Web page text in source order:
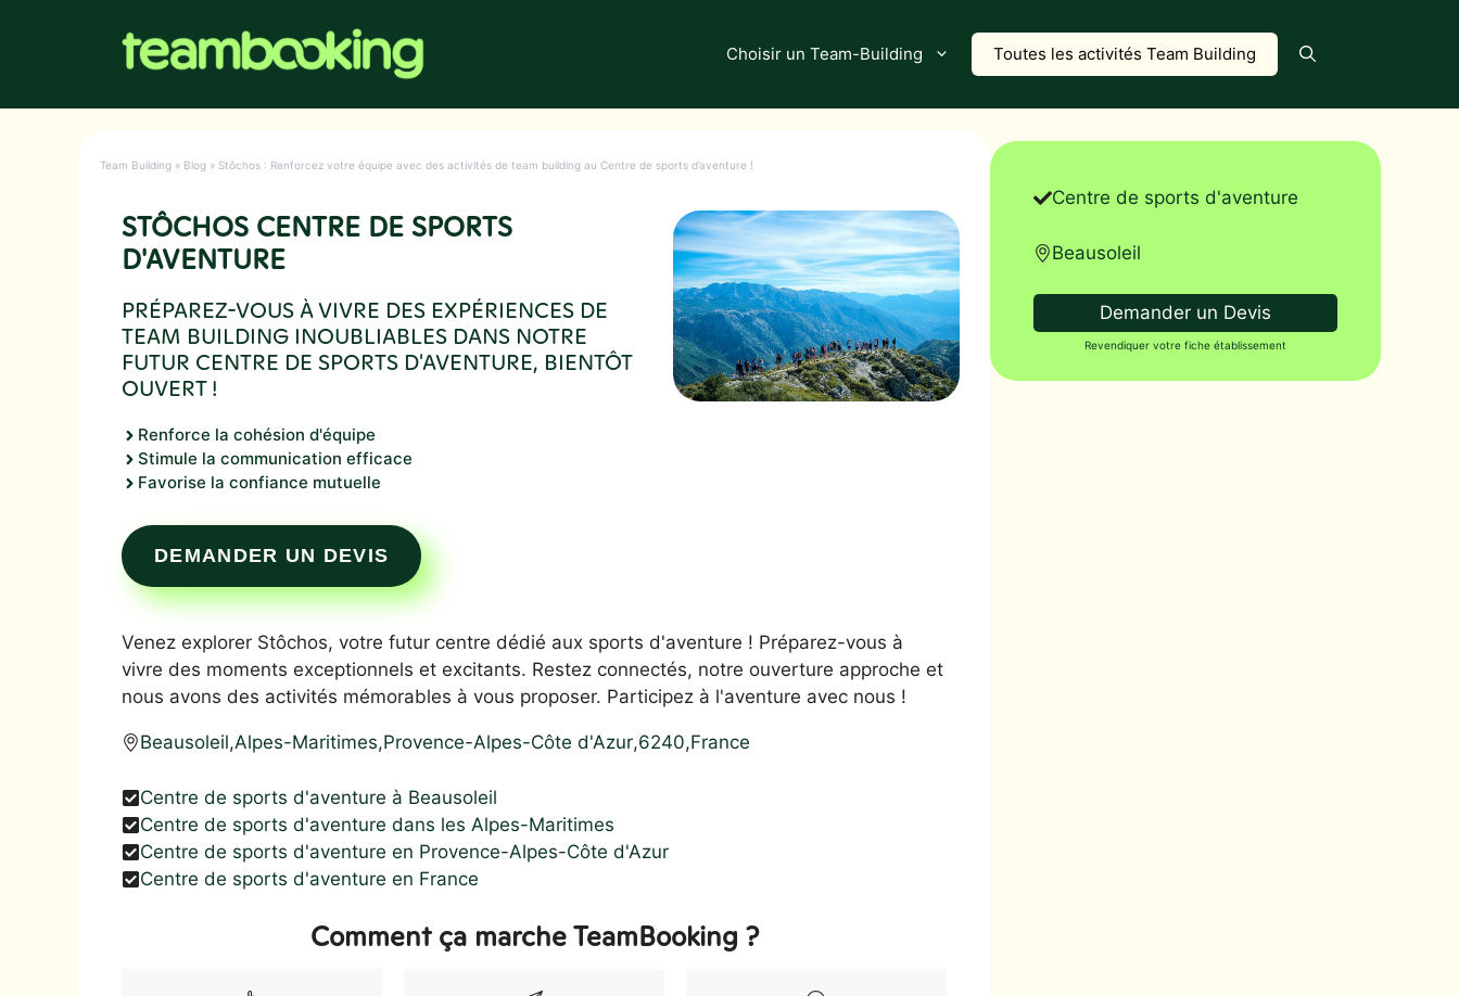
Choisir un Team-Building Toutes les activités Team Building
Team Building » Blog » Stôchos : Renforcez votre équipe avec des activités de team building au Centre de sports d’aventure !
STÔCHOS CENTRE DE SPORTS
D'AVENTURE
PRÉPAREZ-VOUS À VIVRE DES EXPÉRIENCES DE
TEAM BUILDING INOUBLIABLES DANS NOTRE
FUTUR CENTRE DE SPORTS D'AVENTURE, BIENTÔT
OUVERT !
Renforce la cohésion d'équipe
Stimule la communication efficace
Favorise la confiance mutuelle
DEMANDER UN DEVIS
Venez explorer Stôchos, votre futur centre dédié aux sports d'aventure ! Préparez-vous à
vivre des moments exceptionnels et excitants. Restez connectés, notre ouverture approche et
nous avons des activités mémorables à vous proposer. Participez à l'aventure avec nous !
Beausoleil,Alpes-Maritimes,Provence-Alpes-Côte d'Azur,6240,France
Centre de sports d'aventure à Beausoleil
Centre de sports d'aventure dans les Alpes-Maritimes
Centre de sports d'aventure en Provence-Alpes-Côte d'Azur
Centre de sports d'aventure en France
Comment ça marche TeamBooking ?
Centre de sports d'aventure
Beausoleil
Demander un Devis
Revendiquer votre fiche établissement